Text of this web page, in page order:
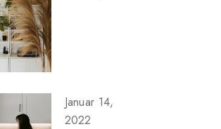
Januar 14,
2022